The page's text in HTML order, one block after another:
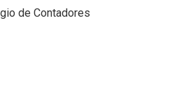
de Contadores